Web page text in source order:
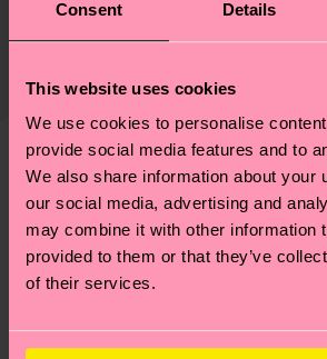
Consent Details
This website uses cookies
We use cookies to personalise
provide social media features and to
We also share information about your
our social media, advertising and
may combine it with other information
provided to them or that they’ve
of their services.
Genaue Information:
82% Organic cotton blend, 17%
richtige Pflege von Socken und
Weitere Informationen sowie
findest du auf unserer
Die Lieferzeit hängt vom Zielland
ab und unsere länderspezifische
deine Bestellung versandt wurde.
dass es sich hierbei um einen
und die genaue Lieferzeit von der
deinem Land abhängt.
Du hast Fragen zu einer Retoure?
am häufigsten gestellten Fragen.
Ähnliche muster
Special
Edition